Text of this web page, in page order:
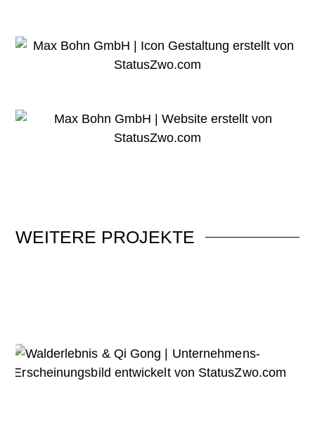
WEITERE PROJEKTE